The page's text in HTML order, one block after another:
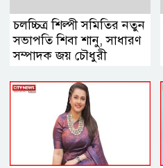
চলচ্চিত্র শিল্পী সমিতির নতুন
সভাপতি শিবা শানু, সাধারণ
সম্পাদক জয় চৌধুরী